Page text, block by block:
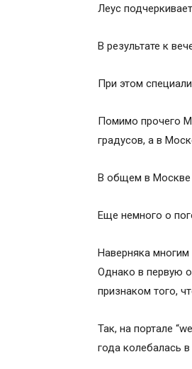
Леус
В результате к
При этом
Помимо прочего
градусов, а в
В общем в Москве
Еще немного о
Наверняка многим
Однако в первую
признаком того,
Так, на портале
года колебалась